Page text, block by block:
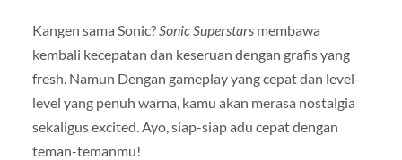
Kangen sama Sonic? Sonic Superstarsmembawa
kembali kecepatan dan keseruan dengan grafis yang
fresh. Namun Dengan gameplay yang cepat dan level-
level yang penuh warna, kamu akan merasa nostalgia
sekaligus excited. Ayo, siap-siap adu cepat dengan
teman-temanmu!